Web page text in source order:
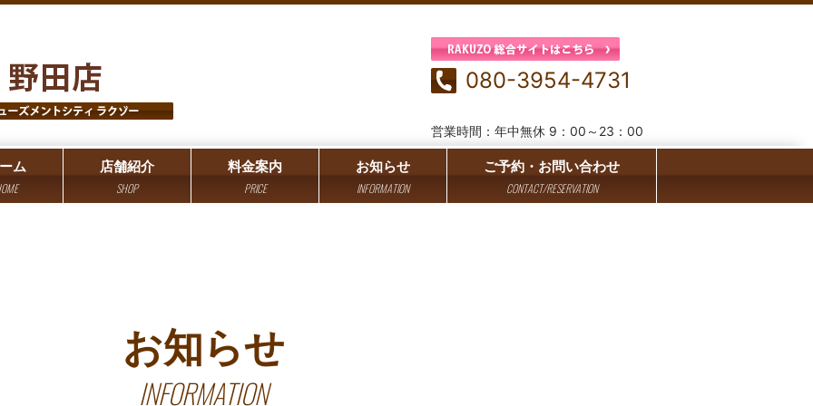
080-3954-4731
営業時間：年中無休 9：00～23：00
ム 店舗紹介
SHOP
料金案内
PRICE
お知らせ
INFORMATION
ご予約・お問い合わせ
CONTACT/RESERVATION
お知らせ
INFORMATION